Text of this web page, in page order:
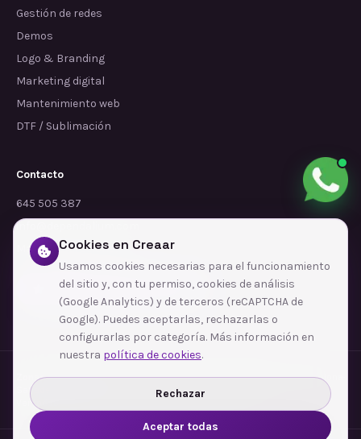
Gestión de redes
Demos
Logo & Branding
Marketing digital
Mantenimiento web
DTF / Sublimación
Contacto
645 505 387
info@dependalium.com
Mataró (Barcelona)
Déjanos tu reseña en Google
Zonas de cobertura·Barcelona·L'Hospitalet de Llobregat·Terrassa·Badalona
Sabadell
Santa Coloma de Gramenet
Ver todas las zonas →
Cookies en Creaar
Usamos cookies necesarias para el funcionamiento
del sitio y, con tu permiso, cookies de análisis
(Google Analytics) y de terceros (reCAPTCHA de
Google). Puedes aceptarlas, rechazarlas o
configurarlas por categoría. Más información en
nuestra política de cookies.
Rechazar
Aceptar todas